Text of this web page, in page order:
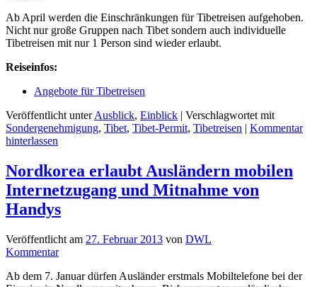
Ab April werden die Einschränkungen für Tibetreisen aufgehoben.
Nicht nur große Gruppen nach Tibet sondern auch individuelle
Tibetreisen mit nur 1 Person sind wieder erlaubt.
Reiseinfos:
Angebote für Tibetreisen
Veröffentlicht unter Ausblick, Einblick | Verschlagwortet mit
Sondergenehmigung, Tibet, Tibet-Permit, Tibetreisen | Kommentar
hinterlassen
Nordkorea erlaubt Ausländern mobilen
Internetzugang und Mitnahme von
Handys
Veröffentlicht am 27. Februar 2013 von DWL
Kommentar
Ab dem 7. Januar dürfen Ausländer erstmals Mobiltelefone bei der